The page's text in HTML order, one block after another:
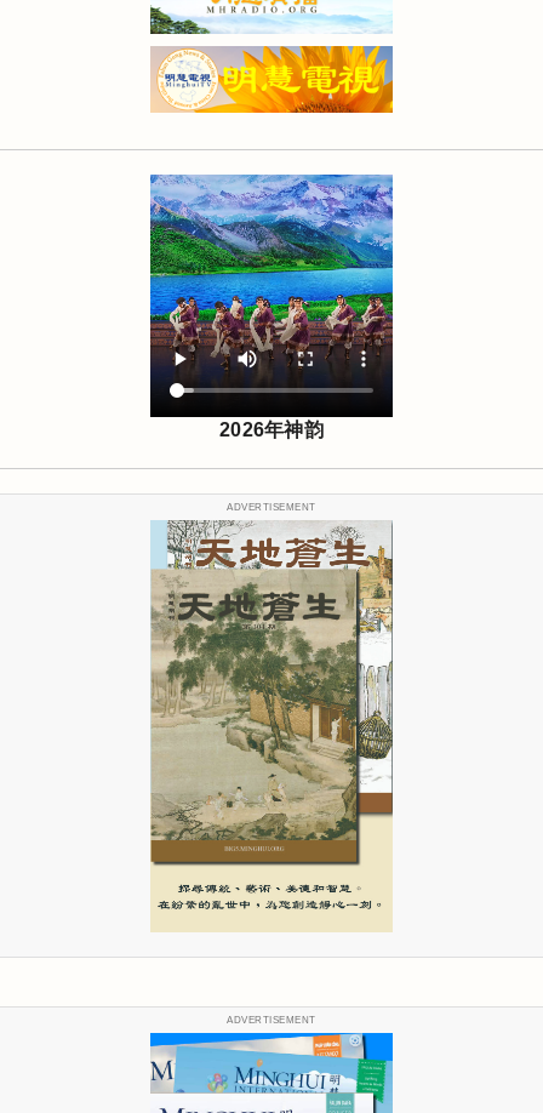
2026年神韵
ADVERTISEMENT
ADVERTISEMENT